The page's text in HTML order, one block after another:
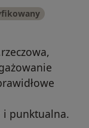
i punktualna.